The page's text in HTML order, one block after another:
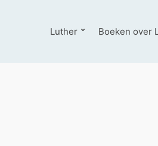
Luther Boeken over